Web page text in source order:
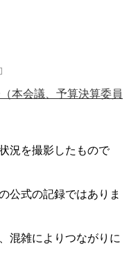
本会議、予算決算委員
況を撮影したもので
公式の記録ではありま
混雑によりつながりに